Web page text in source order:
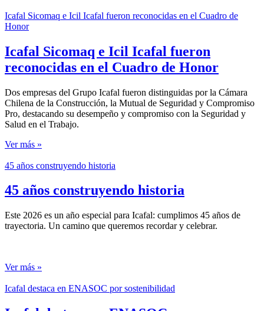
Icafal Sicomaq e Icil Icafal fueron reconocidas en el Cuadro de
Honor
Icafal Sicomaq e Icil Icafal fueron
reconocidas en el Cuadro de Honor
Dos empresas del Grupo Icafal fueron distinguidas por la Cámara
Chilena de la Construcción, la Mutual de Seguridad y Compromiso
Pro, destacando su desempeño y compromiso con la Seguridad y
Salud en el Trabajo.
Ver más »
45 años construyendo historia
45 años construyendo historia
Este 2026 es un año especial para Icafal: cumplimos 45 años de
trayectoria. Un camino que queremos recordar y celebrar.
Ver más »
Icafal destaca en ENASOC por sostenibilidad